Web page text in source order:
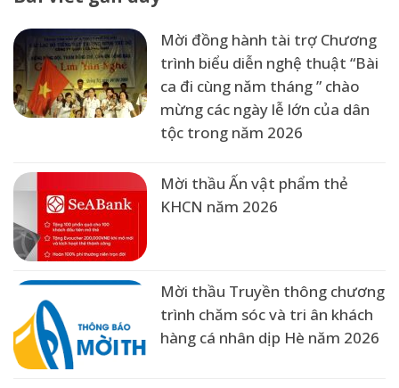
Mời đồng hành tài trợ Chương
trình biểu diễn nghệ thuật “Bài
ca đi cùng năm tháng ” chào
mừng các ngày lễ lớn của dân
tộc trong năm 2026
Mời thầu Ấn vật phẩm thẻ
KHCN năm 2026
Mời thầu Truyền thông chương
trình chăm sóc và tri ân khách
hàng cá nhân dịp Hè năm 2026